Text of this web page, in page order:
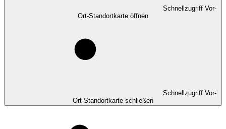
Schnellzugriff Vor-
Ort-Standortkarte öffnen
Schnellzugriff Vor-
Ort-Standortkarte schließen